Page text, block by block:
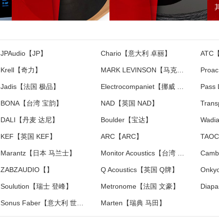
JPAudio【JP】 Chario【意大利 卓丽】 ATC
Krell【奇力】 MARK LEVINSON【马克莱文森】
Jadis【法国 极品】 Pass
BONA【台湾 宝韵】 NAD【英国 NAD】
DALI【丹麦 达尼】 Boulder【宝达】
KEF【英国 KEF】 ARC【ARC】
Marantz【日本 马兰士】
ZABZAUDIO【】 Q Acoustics【英国 Q牌】
Soulution【瑞士 登峰】 Metronome【法国 文豪】
Sonus Faber【意大利 世霸】 Marten【瑞典 马田】